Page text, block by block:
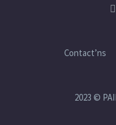
Contact’ns
2023 ©